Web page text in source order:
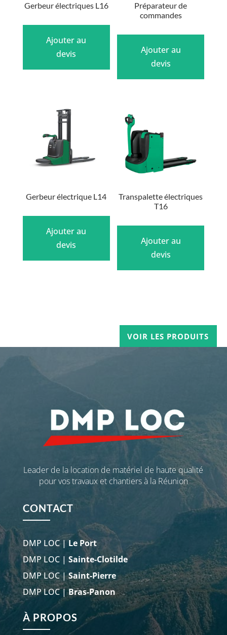
Gerbeur électriques L16
Ajouter au
devis
Préparateur de
commandes
Ajouter au
devis
Gerbeur électrique L14
Ajouter au
devis
Transpalette électriques
T16
Ajouter au
devis
VOIR LES PRODUITS
Leader de la location de matériel de haute qualité
pour vos travaux et chantiers à la Réunion
CONTACT
DMP LOC |Le Port
DMP LOC | Sainte-Clotilde
DMP LOC |Saint-Pierre
DMP LOC |Bras-Panon
À PROPOS